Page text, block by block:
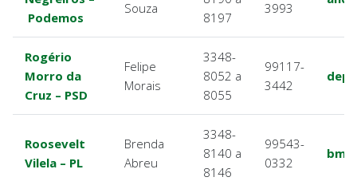
Podemos
Souza
8197
3993
Rogério
Morro da
Cruz – PSD
Felipe
Morais
3348-
8052 a
8055
99117-
3442
Roosevelt
Vilela – PL
Brenda
Abreu
3348-
8140 a
8146
99543-
0332